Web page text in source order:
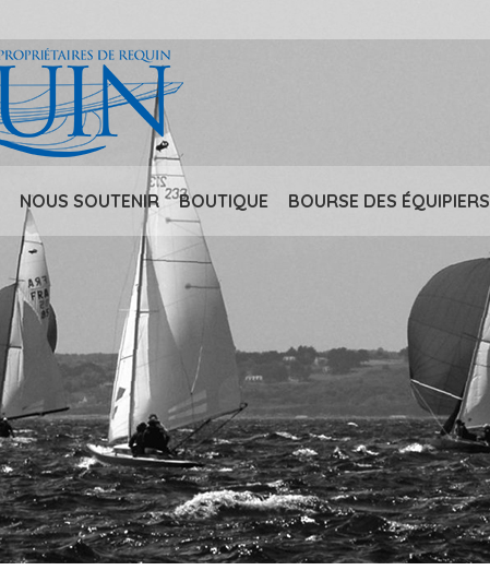
NOUS SOUTENIR BOUTIQUE BOURSE DES ÉQUIPIERS